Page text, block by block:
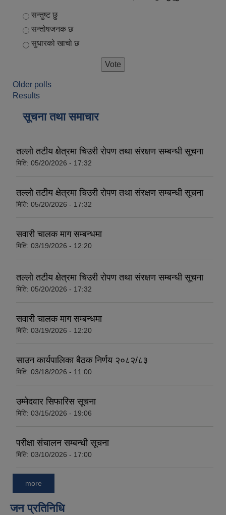
Choices
सन्तुष्ट छु
सन्तोषजनक छ
सुधारको खाचो छ
Older polls
Results
सूचना तथा समाचार
तल्लो तटीय क्षेत्रमा चिउरी रोपण तथा संरक्षण सम्बन्धी सूचना
मिति: 05/20/2026 - 17:32
तल्लो तटीय क्षेत्रमा चिउरी रोपण तथा संरक्षण सम्बन्धी सूचना
मिति: 05/20/2026 - 17:32
सवारी चालक माग सम्बन्धमा
मिति: 03/19/2026 - 12:20
तल्लो तटीय क्षेत्रमा चिउरी रोपण तथा संरक्षण सम्बन्धी सूचना
मिति: 05/20/2026 - 17:32
सवारी चालक माग सम्बन्धमा
मिति: 03/19/2026 - 12:20
साउन कार्यपालिका बैठक निर्णय २०८२/८३
मिति: 03/18/2026 - 11:00
उम्मेदवार सिफारिस सूचना
मिति: 03/15/2026 - 19:06
परीक्षा संचालन सम्बन्धी सूचना
मिति: 03/10/2026 - 17:00
more
जन प्रतिनिधि